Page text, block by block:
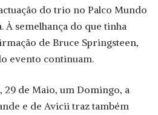
do trio no Palco Mundo
À semelhança do que tinha
de Bruce Springsteen,
evento continuam.
de Maio, um Domingo, a
e de Avicii traz também